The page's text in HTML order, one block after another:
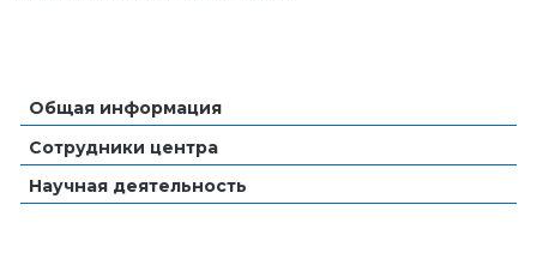
Общая информация
Сотрудники центра
Научная деятельность